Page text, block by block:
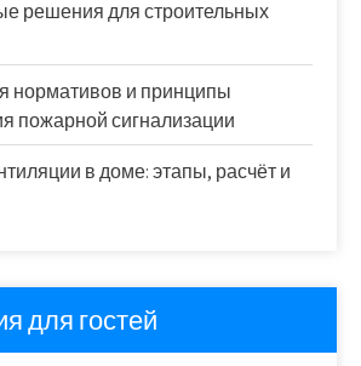
решения для строительных
нормативов и принципы
пожарной сигнализации
в доме: этапы, расчёт и
для гостей